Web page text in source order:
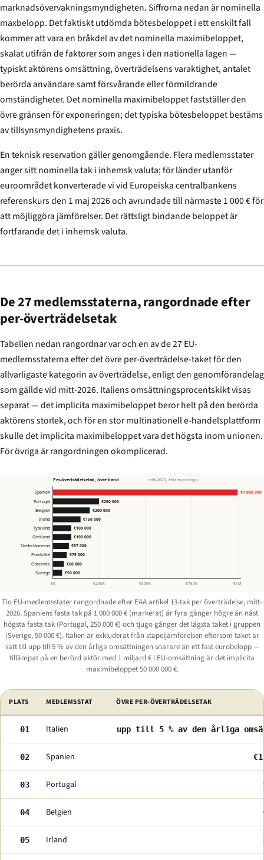
marknadsövervaknings­myndigheten. Siffrorna nedan är nominella
maxbelopp. Det faktiskt utdömda bötesbeloppet i ett enskilt fall
kommer att vara en bråkdel av det nominella maximibeloppet,
skalat utifrån de faktorer som anges i den nationella lagen —
typiskt aktörens omsättning, överträdelsens varaktighet, antalet
berörda användare samt försvårande eller förmildrande
omständigheter. Det nominella maximibeloppet fastställer den
övre gränsen för exponeringen; det typiska bötesbeloppet bestäms
av tillsynsmyndighetens praxis.
En teknisk reservation gäller genomgående. Flera medlemsstater
anger sitt nominella tak i inhemsk valuta; för länder utanför
euroområdet konverterade vi vid Europeiska centralbankens
referenskurs den 1 maj 2026 och avrundade till närmaste 1 000 € för
att möjliggöra jämförelser. Det rättsligt bindande beloppet är
fortfarande det i inhemsk valuta.
De 27 medlemsstaterna, rangordnade efter
per-överträdelsetak
Tabellen nedan rangordnar var och en av de 27 EU-
medlemsstaterna efter det övre per-överträdelse-taket för den
allvarligaste kategorin av överträdelse, enligt den genomförandelag
som gällde vid mitt-2026. Italiens omsättningsprocentskikt visas
separat — det implicita maximibeloppet beror helt på den berörda
aktörens storlek, och för en stor multinationell e-handelsplattform
skulle det implicita maximibeloppet vara det högsta inom unionen.
För övriga är rangordningen okomplicerad.
€0 €250K €500K €750K €1M
Spanien
Portugal
Belgien
Irland
Tyskland
Grekland
Nederländerna
Frankrike
Österrike
Sverige
€1 000 000
€250 000
€200 000
€150 000
€100 000
€100 000
€87 000
€75 000
€60 000
€50 000
Per-överträdelsetak, övre band mitt-2026, fasta eurobelopp
Tio EU-medlemsstater rangordnade efter EAA artikel 13-tak per överträdelse, mitt-
2026. Spaniens fasta tak på 1 000 000 € (markerat) är fyra gånger högre än näst
högsta fasta tak (Portugal, 250 000 €) och tjugo gånger det lägsta taket i gruppen
(Sverige, 50 000 €). Italien är exkluderat från stapeljämförelsen eftersom taket är
satt till upp till 5 % av den årliga omsättningen snarare än ett fast eurobelopp —
tillämpat på en berörd aktör med 1 miljard € i EU-omsättning är det implicita
maximibeloppet 50 000 000 €.
EU:s medlemsstater rangordnade efter per-överträdelsetak för artikel 13
PLATS MEDLEMSSTAT ÖVRE PER-ÖVERTRÄDELSETAK
01 Italien upp till 5 % av den årliga
02 Spanien
03 Portugal
04 Belgien
05 Irland